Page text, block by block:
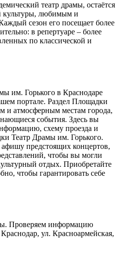
театр драмы, остаётся
культуры, любимым и
сезон его посещает более
в репертуаре – более
по классической и
им. Горького в Краснодаре
портале. Раздел Площадки
и атмосферным местам города,
события. Здесь вы
схему проезда и
Театр Драмы им. Горького.
предстоящих концертов,
чтобы вы могли
отдых. Приобретайте
чтобы гарантировать себе
Проверяем информацию
Краснодар, ул. Красноармейская,